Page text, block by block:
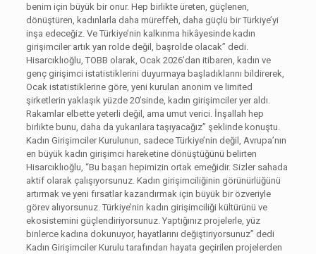
benim için büyük bir onur. Hep birlikte üreten, güçlenen,
dönüştüren, kadınlarla daha müreffeh, daha güçlü bir Türkiye’yi
inşa edeceğiz. Ve Türkiye’nin kalkınma hikâyesinde kadın
girişimciler artık yan rolde değil, başrolde olacak” dedi.
Hisarcıklıoğlu, TOBB olarak, Ocak 2026’dan itibaren, kadın ve
genç girişimci istatistiklerini duyurmaya başladıklarını bildirerek,
Ocak istatistiklerine göre, yeni kurulan anonim ve limited
şirketlerin yaklaşık yüzde 20’sinde, kadın girişimciler yer aldı.
Rakamlar elbette yeterli değil, ama umut verici. İnşallah hep
birlikte bunu, daha da yukarılara taşıyacağız” şeklinde konuştu.
Kadın Girişimciler Kurulunun, sadece Türkiye’nin değil, Avrupa’nın
en büyük kadın girişimci hareketine dönüştüğünü belirten
Hisarcıklıoğlu, “Bu başarı hepimizin ortak emeğidir. Sizler sahada
aktif olarak çalışıyorsunuz. Kadın girişimciliğinin görünürlüğünü
artırmak ve yeni fırsatlar kazandırmak için büyük bir özveriyle
görev alıyorsunuz. Türkiye’nin kadın girişimciliği kültürünü ve
ekosistemini güçlendiriyorsunuz. Yaptığınız projelerle, yüz
binlerce kadına dokunuyor, hayatlarını değiştiriyorsunuz” dedi
Kadın Girişimciler Kurulu tarafından hayata geçirilen projelerden